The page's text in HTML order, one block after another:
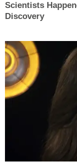
Scientists
Discovery